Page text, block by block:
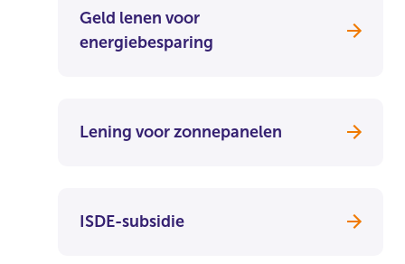
Geld lenen voor
energiebesparing
Lening voor zonnepanelen
ISDE-subsidie